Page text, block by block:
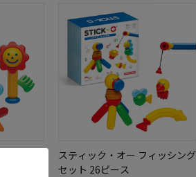
スティック・オー フィッシング
セット 26ピース